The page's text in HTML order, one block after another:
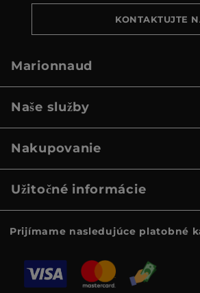
KONTAKTUJTE
Marionnaud
Naše služby
Nakupovanie
Užitočné informácie
Prijímame nasledujúce platobné